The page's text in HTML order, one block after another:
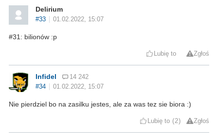
Delirium
#33 01.02.2022, 15:07
#31: bilionów :p
Lubię to Zgłoś
Infidel
14 242
#34
01.02.2022, 15:07
Nie pierdziel bo na zasilku jestes, ale za was tez sie biora :)
Lubię to 2 Zgłoś